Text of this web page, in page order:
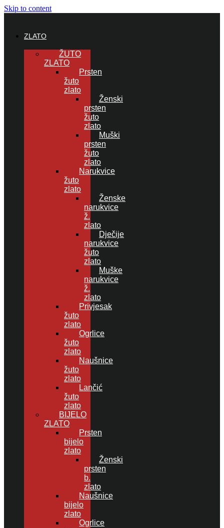
Skip to content
ZLATO
ŽUTO
ZLATO
Prsten
žuto
zlato
Ženski
prsten
žuto
zlato
Muški
prsten
žuto
zlato
Narukvice
žuto
zlato
Ženske
narukvice
ž.
zlato
Dječije
narukvice
žuto
zlato
Muške
narukvice
ž.
zlato
Privjesak
žuto
zlato
Ogrlice
žuto
zlato
Naušnice
žuto
zlato
Lančić
žuto
zlato
BIJELO
ZLATO
Prsten
bijelo
zlato
Ženski
prsten
b.
zlato
Naušnice
bijelo
zlato
Ogrlice